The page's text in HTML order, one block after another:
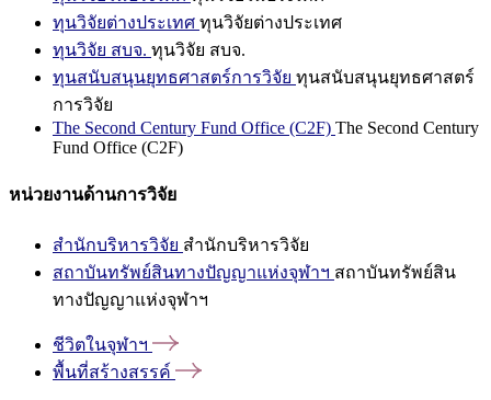
ทุนวิจัยต่างประเทศ ทุนวิจัยต่างประเทศ
ทุนวิจัย สบจ. ทุนวิจัย สบจ.
ทุนสนับสนุนยุทธศาสตร์การวิจัย ทุนสนับสนุนยุทธศาสตร์
การวิจัย
The Second Century Fund Office (C2F) The Second Century
Fund Office (C2F)
หน่วยงานด้านการวิจัย
สำนักบริหารวิจัย สำนักบริหารวิจัย
สถาบันทรัพย์สินทางปัญญาแห่งจุฬาฯ สถาบันทรัพย์สิน
ทางปัญญาแห่งจุฬาฯ
ชีวิตในจุฬาฯ
พื้นที่สร้างสรรค์